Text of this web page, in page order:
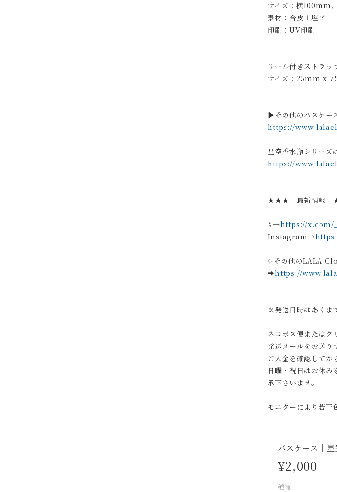
サイズ：横100mm
素材：合皮＋塩ビ
印刷：UV印刷
リール付きストラッ
サイズ：25mm x
▶︎その他のパスケー
https://
星空香水瓶シリーズ
https://
★★★ 最新情報
X→https://x.com/
Instagram→
✨その他のLALA
➡︎https://
※発送日時はあくま
ネコポス便またはク
発送メールをお送り
ご入金を確認してか
日曜・祝日はお休み
承下さいませ。
モニターにより若干
パスケース｜
¥2,000
種類